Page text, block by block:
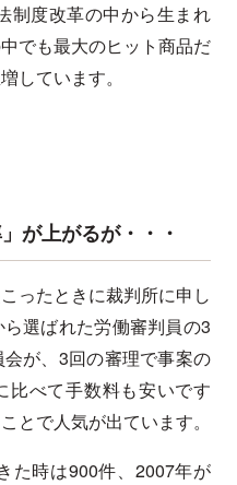
制度改革の中から生まれ
でも最大のヒット商品だ
しています。
が上がるが・・・
ったときに裁判所に申し
選ばれた労働審判員の3
が、3回の審理で事案の
比べて手数料も安いです
とで人気が出ています。
た時は900件、2007年が